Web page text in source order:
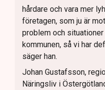
hårdare och vara mer
företagen, som ju är
problem och situationer
kommunen, så vi har
säger han.
Johan Gustafsson,
Näringsliv i